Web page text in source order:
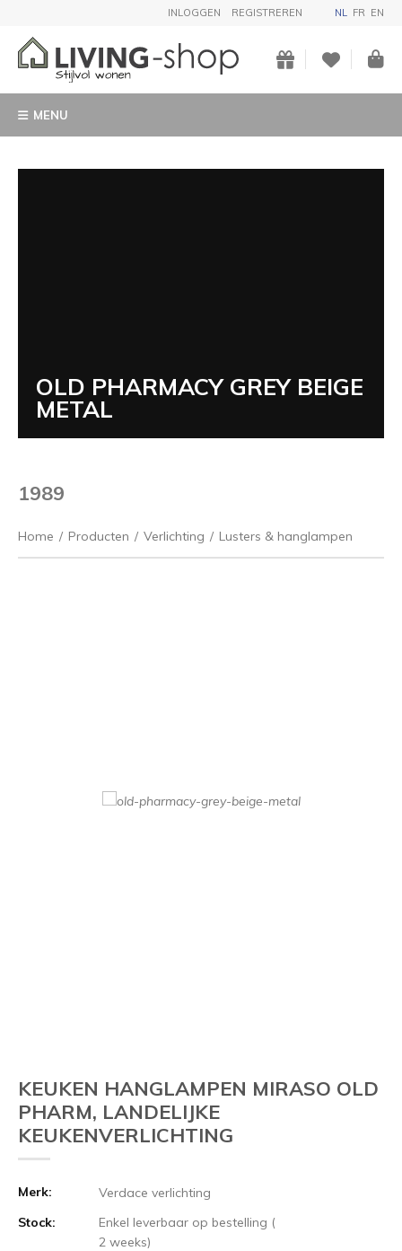
INLOGGEN REGISTREREN NL FR EN
MENU
OLD PHARMACY GREY BEIGE
METAL
1989
Home / Producten / Verlichting / Lusters & hanglampen
KEUKEN HANGLAMPEN MIRASO OLD
PHARM, LANDELIJKE
KEUKENVERLICHTING
Merk:
Verdace verlichting
Stock:
Enkel leverbaar op bestelling (
2 weeks)